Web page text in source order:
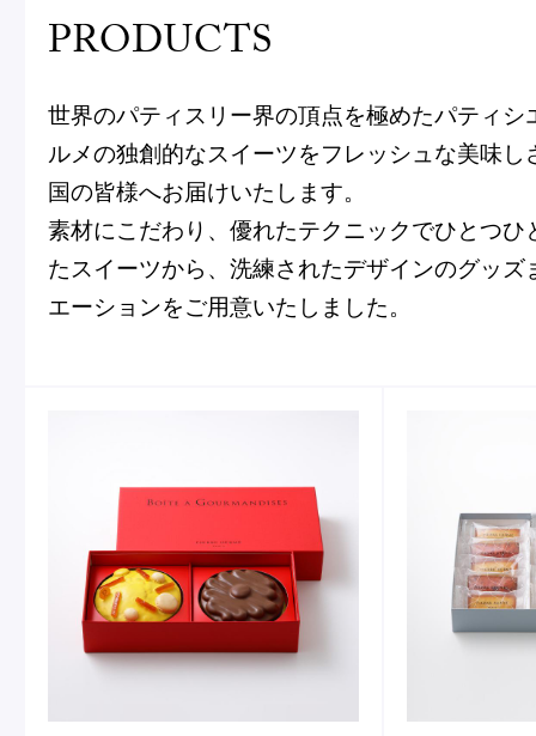
焼き菓子
voyage
紅茶
Thés
季節の商品
Produits de saison
サブレ・クッキー
選
択
解
紅茶
アイスクリーム・ソル
冷凍
その他
マカロン
条件で絞り込む
オンライン販売中
年間定番
PRODUCTS
世界のパティスリー界の頂点を極めたパティシ
ルメの独創的なスイーツをフレッシュな美味し
国の皆様へお届けいたします。
素材にこだわり、優れたテクニックでひとつひ
たスイーツから、洗練されたデザインのグッズ
エーションをご用意いたしました。